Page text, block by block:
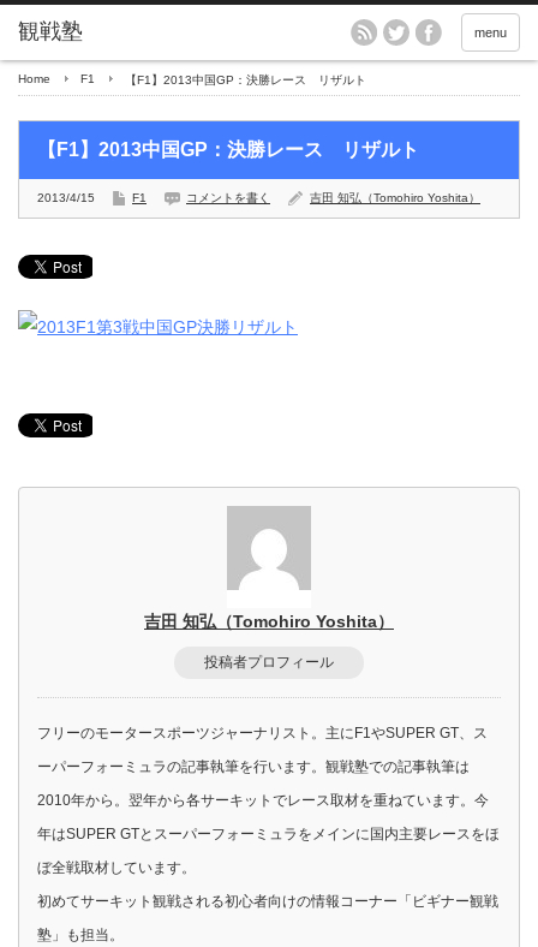
menu
Home F1 【F1】2013中国GP：決勝レース リザルト
【F1】2013中国GP：決勝レース リザルト
2013/4/15 F1 コメントを書く 吉田 知弘（Tomohiro Yoshita）
吉田 知弘（Tomohiro Yoshita）
投稿者プロフィール
フリーのモータースポーツジャーナリスト。主にF1やSUPER GT、ス
ーパーフォーミュラの記事執筆を行います。観戦塾での記事執筆は
2010年から。翌年から各サーキットでレース取材を重ねています。今
年はSUPER GTとスーパーフォーミュラをメインに国内主要レースをほ
ぼ全戦取材しています。
初めてサーキット観戦される初心者向けの情報コーナー「ビギナー観戦
塾」も担当。